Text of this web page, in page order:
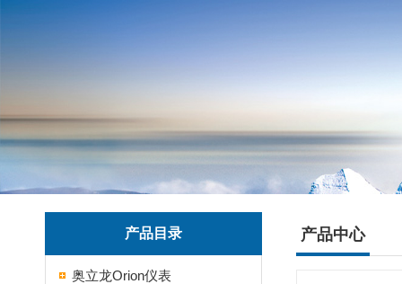
产品目录
奥立龙Orion仪表
产品中心